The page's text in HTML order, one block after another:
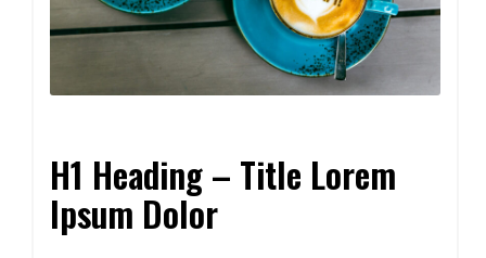
H1 Heading – Title Lorem
Ipsum Dolor